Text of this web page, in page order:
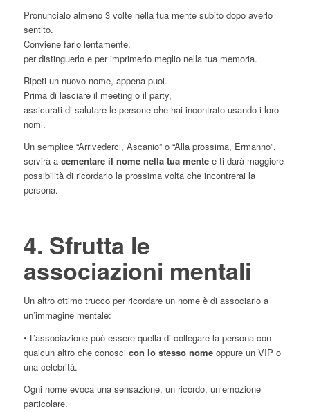
Pronuncialo almeno 3 volte nella tua mente subito dopo averlo
sentito.
Conviene farlo lentamente,
per distinguerlo e per imprimerlo meglio nella tua memoria.
Ripeti un nuovo nome, appena puoi.
Prima di lasciare il meeting o il party,
assicurati di salutare le persone che hai incontrato usando i loro
nomi.
Un semplice “Arrivederci, Ascanio” o “Alla prossima, Ermanno”,
servirà a cementare il nome nella tua mentee ti darà maggiore
possibilità di ricordarlo la prossima volta che incontrerai la
persona.
4. Sfrutta le
associazioni mentali
Un altro ottimo trucco per ricordare un nome è di associarlo a
un’immagine mentale:
• L’associazione può essere quella di collegare la persona con
qualcun altro che conosci con lo stesso nomeoppure un VIP o
una celebrità.
Ogni nome evoca una sensazione, un ricordo, un’emozione
particolare.